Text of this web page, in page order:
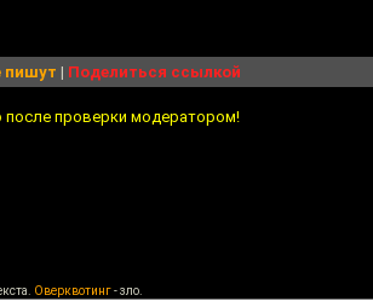
пишут | Поделиться ссылкой
после проверки модератором!
Оверквотинг- зло.